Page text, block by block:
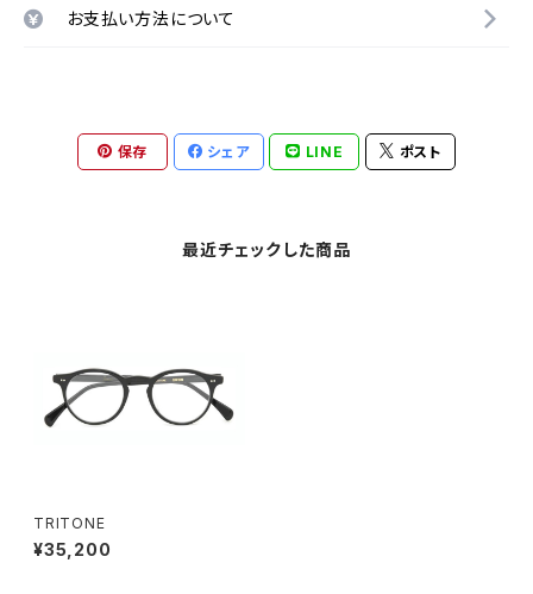
お支払い方法について
保存 シェア LINE ポスト
最近チェックした商品
TRITONE
¥35,200